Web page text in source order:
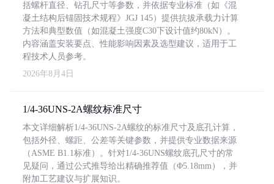
括螺杆直径、钻孔尺寸等参数，并依据专业标准（如《混
凝土结构后锚固技术规程》JGJ 145）提供抗拔承载力计算
方法和典型数值（如混凝土强度C30下设计值约80kN）。
内容涵盖安装要点、性能影响因素及选型建议，适用于工
程技术人员参考。
2026年8月4日
1/4-36UNS-2A螺纹标准尺寸
本文详细解析1/4-36UNS-2A螺纹的标准尺寸及底孔计算，
包括外径、螺距、公差等关键参数，并提供专业数据来源
（ASME B1.1标准）。针对1/4-36UNS螺纹底孔尺寸的常
见疑问，通过公式推导给出精确推荐值（Φ5.18mm），并
附加工艺建议与扩展知识。